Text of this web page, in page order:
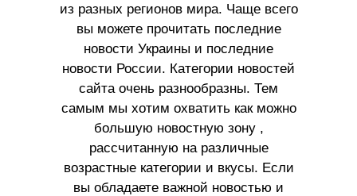
из разных регионов мира. Чаще всего
вы можете прочитать последние
новости Украины и последние
новости России. Категории новостей
сайта очень разнообразны. Тем
самым мы хотим охватить как можно
большую новостную зону ,
рассчитанную на различные
возрастные категории и вкусы. Если
вы обладаете важной новостью и